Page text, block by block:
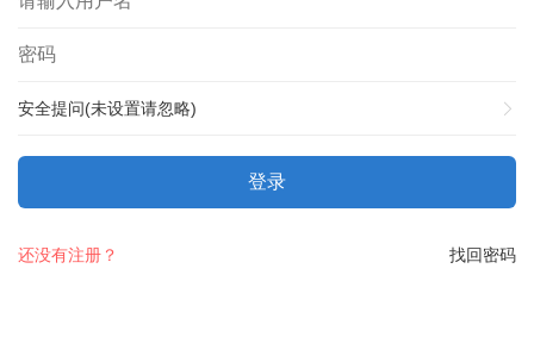
安全提问(未设置请忽略)
登录
找回密码
还没有注册？